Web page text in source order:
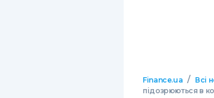
Finance.ua / Всі
підозрюються в